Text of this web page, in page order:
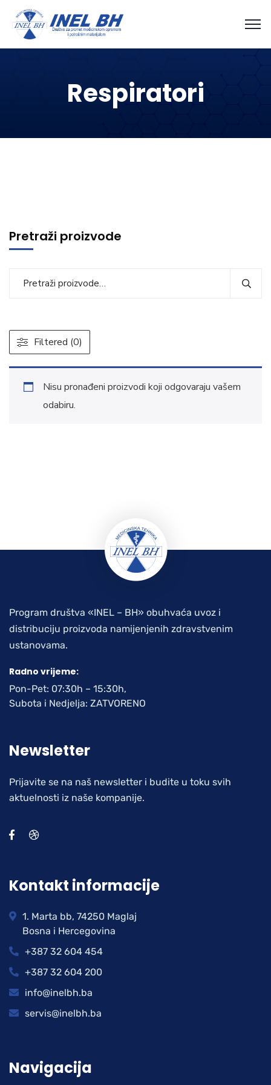
Respiratori
Nisu pronađeni proizvodi koji odgovaraju vašem
odabiru.
Pretraži proizvode
Filtered (0)
Program društva «INEL – BH» obuhvaća uvoz i
distribuciju proizvoda namijenjenih zdravstvenim
ustanovama.
Radno vrijeme:
Pon-Pet: 07:30h – 15:30h,
Subota i Nedjelja: ZATVORENO
Newsletter
Prijavite se na naš newsletter i budite u toku svih
aktuelnosti iz naše kompanije.
Kontakt informacije
1. Marta bb, 74250 Maglaj
Bosna i Hercegovina
+387 32 604 454
+387 32 604 200
info@inelbh.ba
servis@inelbh.ba
Navigacija